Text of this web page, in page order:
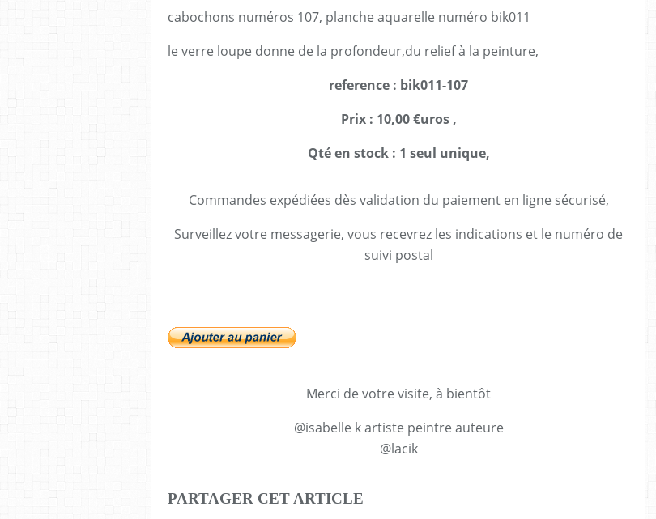
cabochons numéros 107, planche aquarelle numéro bik011
le verre loupe donne de la profondeur,du relief à la peinture,
reference : bik011-107
Prix : 10,00 €uros ,
Qté en stock : 1 seul unique,
Commandes expédiées dès validation du paiement en ligne sécurisé,
Surveillez votre messagerie, vous recevrez les indications et le numéro de
suivi postal
Merci de votre visite, à bientôt
@isabelle k artiste peintre auteure
@lacik
PARTAGER CET ARTICLE